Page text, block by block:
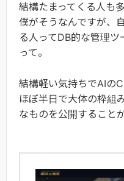
結構たまってくる人も
僕がそうなんですが、
る人ってDB的な管理
って。
結構軽い気持ちでAIの
ほぼ半日で大体の枠組
なものを公開すること